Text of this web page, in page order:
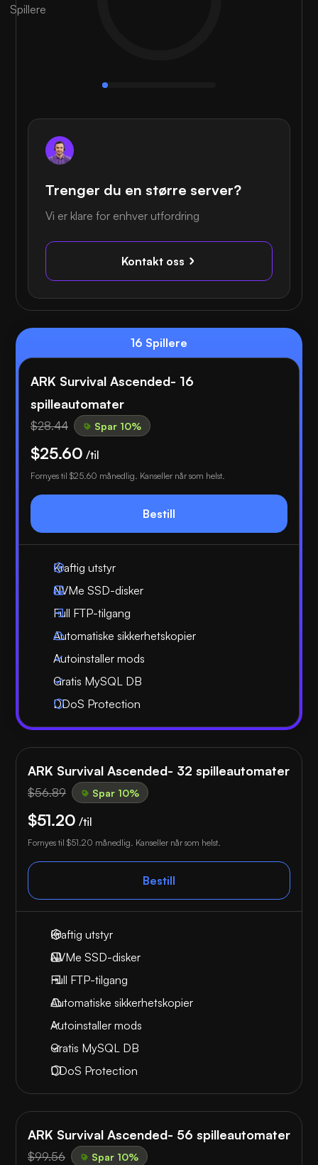
Spillere
Trenger du en større server?
Vi er klare for enhver utfordring
Kontakt oss
16 Spillere
ARK Survival Ascended- 16
spilleautomater
$28.44 Spar 10%
$25.60 /til
Fornyes til $25.60 månedlig. Kanseller når som helst.
Bestill
Kraftig utstyr
NVMe SSD-disker
Full FTP-tilgang
Automatiske sikkerhetskopier
Autoinstaller mods
Gratis MySQL DB
DDoS Protection
ARK Survival Ascended- 32 spilleautomater
$56.89 Spar 10%
$51.20 /til
Fornyes til $51.20 månedlig. Kanseller når som helst.
Bestill
Kraftig utstyr
NVMe SSD-disker
Full FTP-tilgang
Automatiske sikkerhetskopier
Autoinstaller mods
Gratis MySQL DB
DDoS Protection
ARK Survival Ascended- 56 spilleautomater
$99.56 Spar 10%